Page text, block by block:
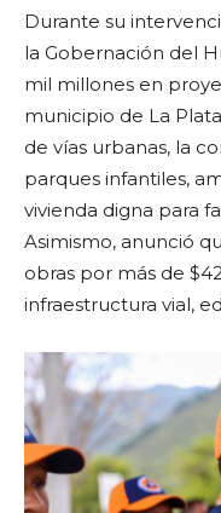
Durante su
la Gobernación del
mil millones en
municipio de La
de vías urbanas, la
parques infantiles,
vivienda digna para
Asimismo, anunció
obras por más de
infraestructura vial,